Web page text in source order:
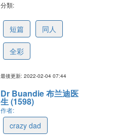
分類:
短篇 同人
全彩
最後更新: 2022-02-04 07:44
Dr Buandie 布兰迪医
生 (1598)
作者:
crazy dad